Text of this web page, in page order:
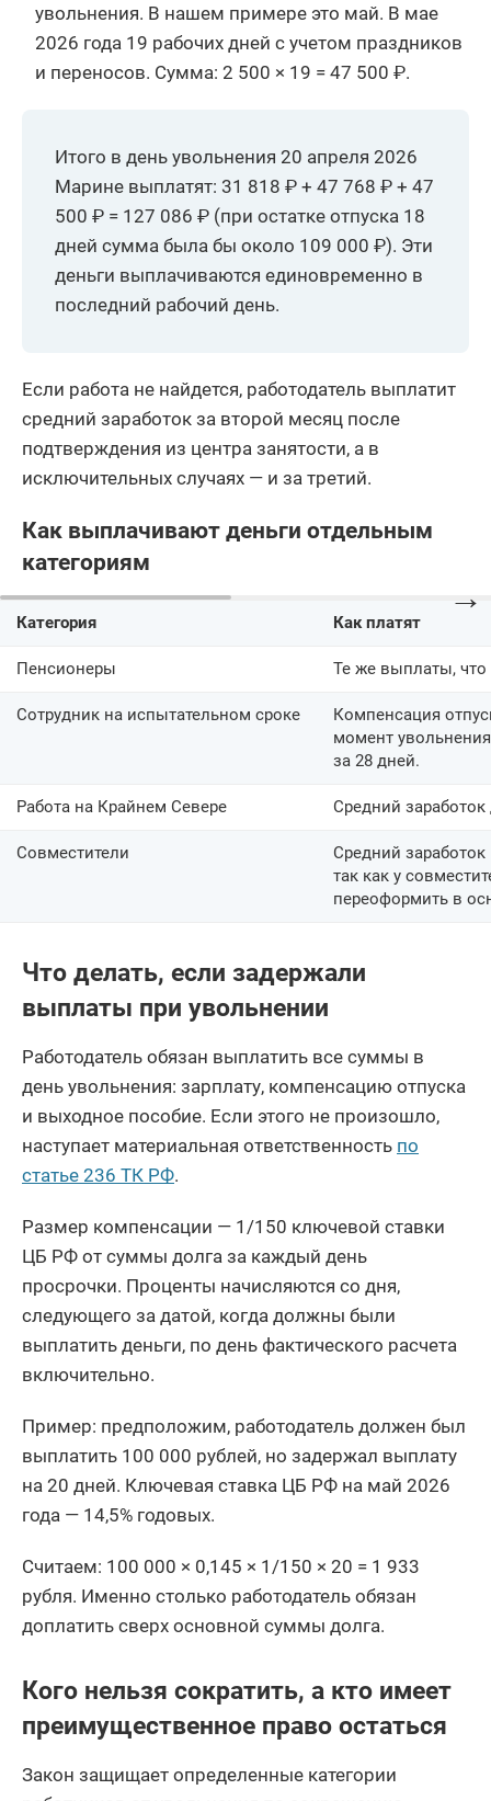
увольнения. В нашем примере это май. В мае
2026 года 19 рабочих дней с учетом праздников
и переносов. Сумма: 2 500 × 19 = 47 500 ₽.
Итого в день увольнения 20 апреля 2026
Марине выплатят: 31 818 ₽ + 47 768 ₽ + 47
500 ₽ = 127 086 ₽ (при остатке отпуска 18
дней сумма была бы около 109 000 ₽). Эти
деньги выплачиваются единовременно в
последний рабочий день.
Если работа не найдется, работодатель выплатит
средний заработок за второй месяц после
подтверждения из центра занятости, а в
исключительных случаях — и за третий.
Как выплачивают деньги отдельным
категориям
→
Категория Как платят
Пенсионеры Те же выплаты,
Сотрудник на испытательном сроке
Компенсация
момент
за 28 дней.
Работа на Крайнем Севере Средний заработок
Совместители
Средний
так как у
переоформить в
Что делать, если задержали
выплаты при увольнении
Работодатель обязан выплатить все суммы в
день увольнения: зарплату, компенсацию отпуска
и выходное пособие. Если этого не произошло,
наступает материальная ответственность по
статье 236 ТК РФ.
Размер компенсации — 1/150 ключевой ставки
ЦБ РФ от суммы долга за каждый день
просрочки. Проценты начисляются со дня,
следующего за датой, когда должны были
выплатить деньги, по день фактического расчета
включительно.
Пример: предположим, работодатель должен был
выплатить 100 000 рублей, но задержал выплату
на 20 дней. Ключевая ставка ЦБ РФ на май 2026
года — 14,5% годовых.
Считаем: 100 000 × 0,145 × 1/150 × 20 = 1 933
рубля. Именно столько работодатель обязан
доплатить сверх основной суммы долга.
Кого нельзя сократить, а кто имеет
преимущественное право остаться
Закон защищает определенные категории